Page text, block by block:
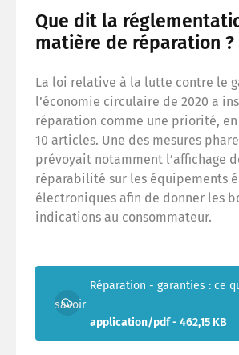
Que dit la
matière de réparation ?
La loi relative à la lutte contre le
l’économie circulaire de 2020 a
réparation comme une priorité,
10 articles. Une des mesures
prévoyait notamment l’affichage
réparabilité sur les équipements
électroniques afin de donner les
indications au consommateur.
Réparation - garanties : ce
savoir
application/pdf - 462,15 KB